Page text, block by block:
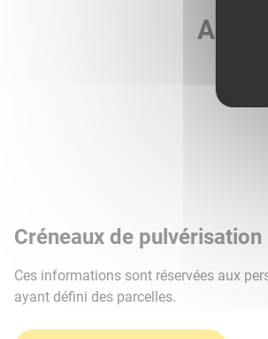
Agri
Créneaux de pulvérisation
Ces informations sont réservées aux
ayant défini des parcelles.